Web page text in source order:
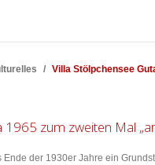
Villa Stölpchensee
zum zweiten Mal
Ende der 1930er Jahre ein